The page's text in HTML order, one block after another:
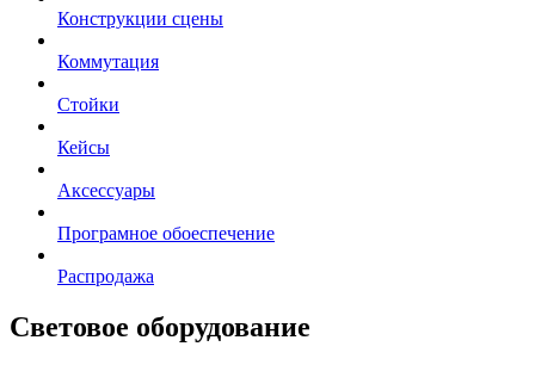
Конструкции сцены
Коммутация
Стойки
Кейсы
Аксессуары
Програмное обоеспечение
Распродажа
Световое оборудование